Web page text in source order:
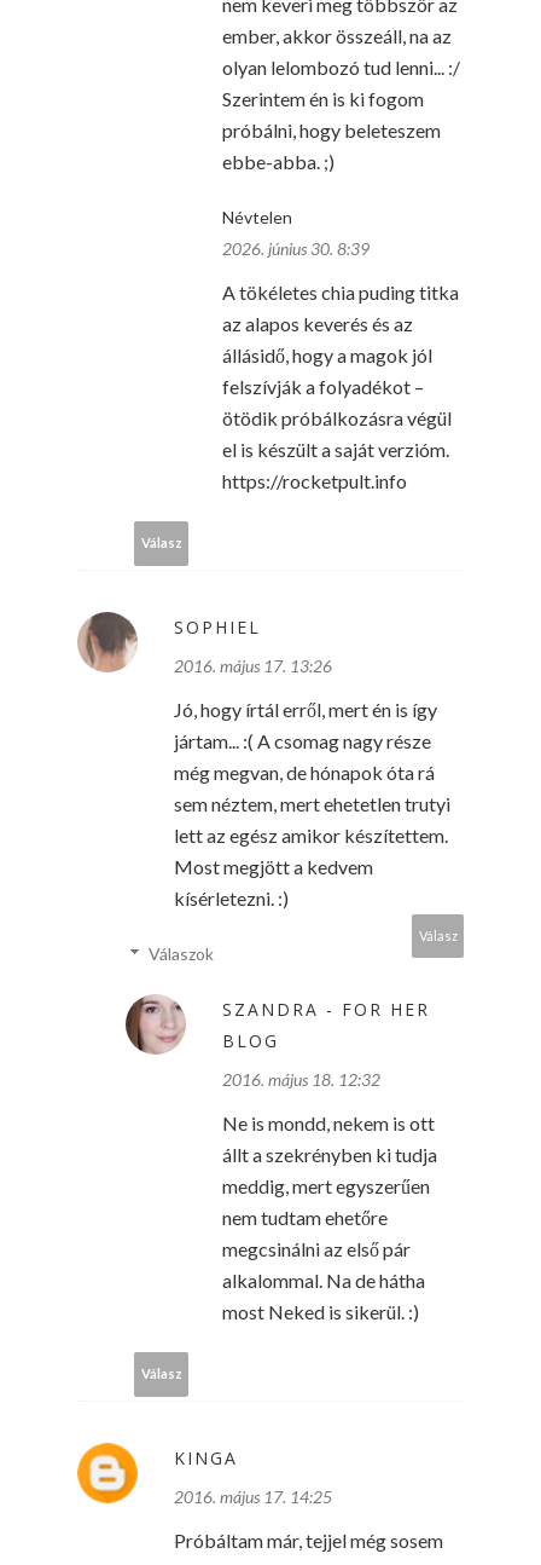
ember, akkor összeáll, na az
olyan lelombozó tud lenni... :/
Szerintem én is ki fogom
próbálni, hogy beleteszem
ebbe-abba. ;)
Névtelen
2026. június 30. 8:39
A tökéletes chia puding titka
az alapos keverés és az
állásidő, hogy a magok jól
felszívják a folyadékot –
ötödik próbálkozásra végül
el is készült a saját verzióm.
https://rocketpult.info
Válasz
SOPHIEL
2016. május 17. 13:26
Jó, hogy írtál erről, mert én is így
jártam... :( A csomag nagy része
még megvan, de hónapok óta rá
sem néztem, mert ehetetlen trutyi
lett az egész amikor készítettem.
Most megjött a kedvem
kísérletezni. :)
Válasz
Válaszok
SZANDRA - FOR HER
BLOG
2016. május 18. 12:32
Ne is mondd, nekem is ott
állt a szekrényben ki tudja
meddig, mert egyszerűen
nem tudtam ehetőre
megcsinálni az első pár
alkalommal. Na de hátha
most Neked is sikerül. :)
Válasz
KINGA
2016. május 17. 14:25
Próbáltam már, tejjel még sosem